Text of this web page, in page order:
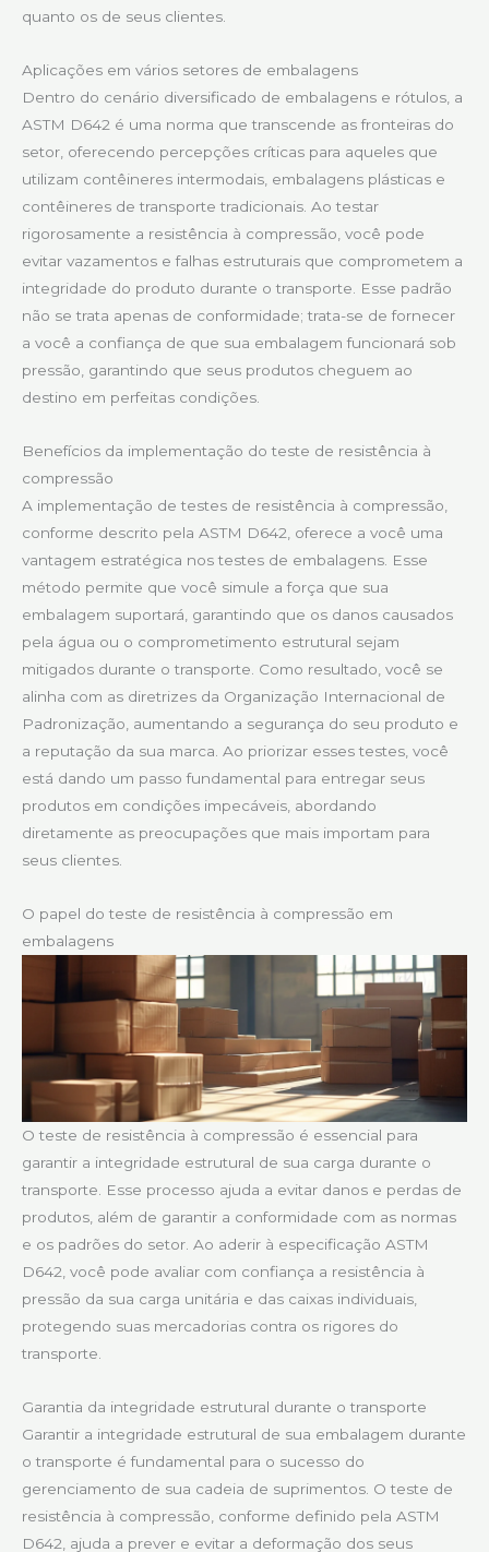
quanto os de seus clientes.
Aplicações em vários setores de embalagens
Dentro do cenário diversificado de embalagens e rótulos, a
ASTM D642 é uma norma que transcende as fronteiras do
setor, oferecendo percepções críticas para aqueles que
utilizam contêineres intermodais, embalagens plásticas e
contêineres de transporte tradicionais. Ao testar
rigorosamente a resistência à compressão, você pode
evitar vazamentos e falhas estruturais que comprometem a
integridade do produto durante o transporte. Esse padrão
não se trata apenas de conformidade; trata-se de fornecer
a você a confiança de que sua embalagem funcionará sob
pressão, garantindo que seus produtos cheguem ao
destino em perfeitas condições.
Benefícios da implementação do teste de resistência à
compressão
A implementação de testes de resistência à compressão,
conforme descrito pela ASTM D642, oferece a você uma
vantagem estratégica nos testes de embalagens. Esse
método permite que você simule a força que sua
embalagem suportará, garantindo que os danos causados
pela água ou o comprometimento estrutural sejam
mitigados durante o transporte. Como resultado, você se
alinha com as diretrizes da Organização Internacional de
Padronização, aumentando a segurança do seu produto e
a reputação da sua marca. Ao priorizar esses testes, você
está dando um passo fundamental para entregar seus
produtos em condições impecáveis, abordando
diretamente as preocupações que mais importam para
seus clientes.
O papel do teste de resistência à compressão em
embalagens
O teste de resistência à compressão é essencial para
garantir a integridade estrutural de sua carga durante o
transporte. Esse processo ajuda a evitar danos e perdas de
produtos, além de garantir a conformidade com as normas
e os padrões do setor. Ao aderir à especificação ASTM
D642, você pode avaliar com confiança a resistência à
pressão da sua carga unitária e das caixas individuais,
protegendo suas mercadorias contra os rigores do
transporte.
Garantia da integridade estrutural durante o transporte
Garantir a integridade estrutural de sua embalagem durante
o transporte é fundamental para o sucesso do
gerenciamento de sua cadeia de suprimentos. O teste de
resistência à compressão, conforme definido pela ASTM
D642, ajuda a prever e evitar a deformação dos seus